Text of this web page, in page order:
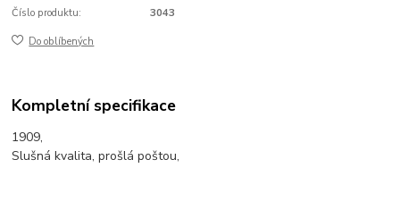
Číslo produktu: 3043
Do oblíbených
Kompletní specifikace
1909,
Slušná kvalita, prošlá poštou,